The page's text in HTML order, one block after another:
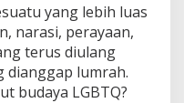
yang lebih luas
narasi, perayaan,
terus diulang
dianggap lumrah.
budaya LGBTQ?